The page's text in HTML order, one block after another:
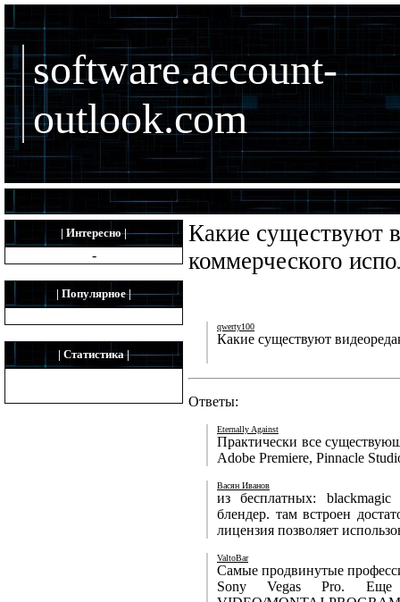
software.account-
outlook.com
| Интересно |
-
| Популярное |
| Статистика |
Какие существуют
коммерческого
qwerty100
Какие существуют
Ответы:
Eternally Against
Практически все
Adobe Premiere, Pinnacle
Васян Иванов
из бесплатных:
блендер. там встроен
лицензия позволяет
ValtoBar
Самые продвинутые
Sony Vegas Pro. Еще